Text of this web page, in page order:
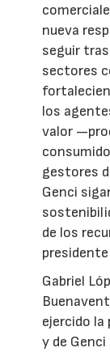
nueva
seguir
sectores
los
valor
gestores
Genci
de los
Gabriel
ejercido la
y de